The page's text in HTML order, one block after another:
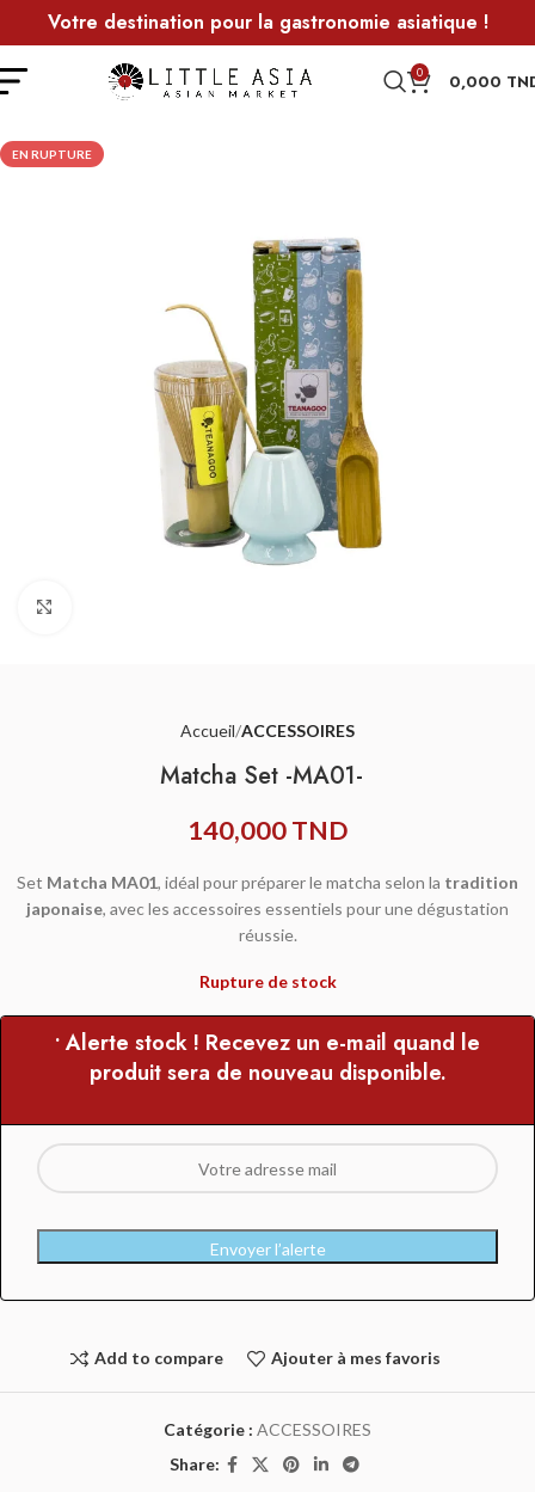
Votre destination pour la gastronomie asiatique !
0 0,000
EN RUPTURE
Accueil ACCESSOIRES
Matcha Set -MA01-
140,000TND
Set Matcha MA01, idéal pour préparer le matcha selon la tradition
japonaise, avec les accessoires essentiels pour une dégustation
réussie.
Rupture de stock
• Alerte stock ! Recevez un e-mail quand le
produit sera de nouveau disponible.
Envoyer l’alerte
Add to compare Ajouter à mes favoris
Catégorie : ACCESSOIRES
Share: